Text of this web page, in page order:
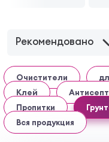
Рекомендовано
Очистители
Клей
Пропитки
Вся продукция